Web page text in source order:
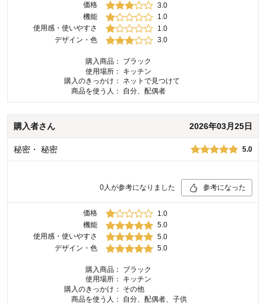
価格
3.0
機能
1.0
使用感・使いやすさ
1.0
デザイン・色
3.0
購入商品：
ブラック
使用場所：
キッチン
購入のきっかけ：
ネットで見つけて
商品を使う人：
自分、配偶者
購入者さん 2026年03月25日
秘密 ・ 秘密 5.0
0人が参考になりました 参考になった
価格
1.0
機能
5.0
使用感・使いやすさ
5.0
デザイン・色
5.0
購入商品：
ブラック
使用場所：
キッチン
購入のきっかけ：
その他
商品を使う人：
自分、配偶者、子供